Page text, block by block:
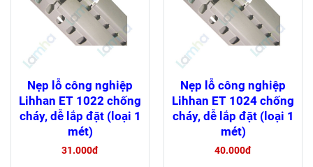
Nẹp lỗ công nghiệp
Lihhan ET 1022 chống
cháy, dễ lắp đặt (loại 1
mét)
31.000đ
Nẹp lỗ công nghiệp
Lihhan ET 1024 chống
cháy, dễ lắp đặt (loại 1
mét)
40.000đ